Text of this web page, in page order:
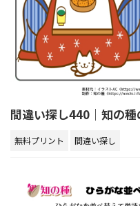
間違い探し440｜知の
無料プリント 間違い探し